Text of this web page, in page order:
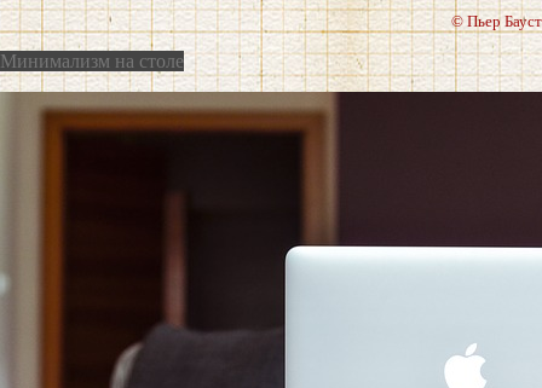
© Пьер Бауст
Минимализм на столе